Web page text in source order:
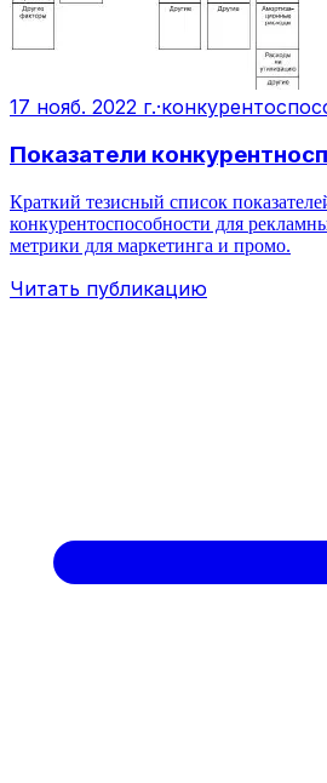
17 нояб. 2022 г.·
Показатели
Краткий тезисный список
конкурентоспособности для
метрики для маркетинга и промо.
Читать публикацию